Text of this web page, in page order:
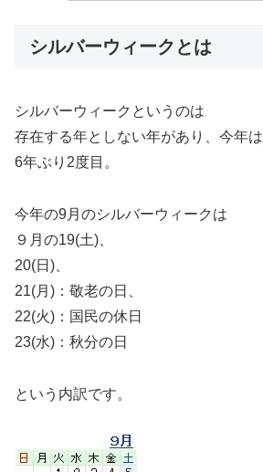
シルバーウィークとは
シルバーウィークというのは
存在する年としない年があり、今年は
6年ぶり2度目。
今年の9月のシルバーウィークは
９月の19(土)、
20(日)、
21(月)：敬老の日、
22(火)：国民の休日
23(水)：秋分の日
という内訳です。